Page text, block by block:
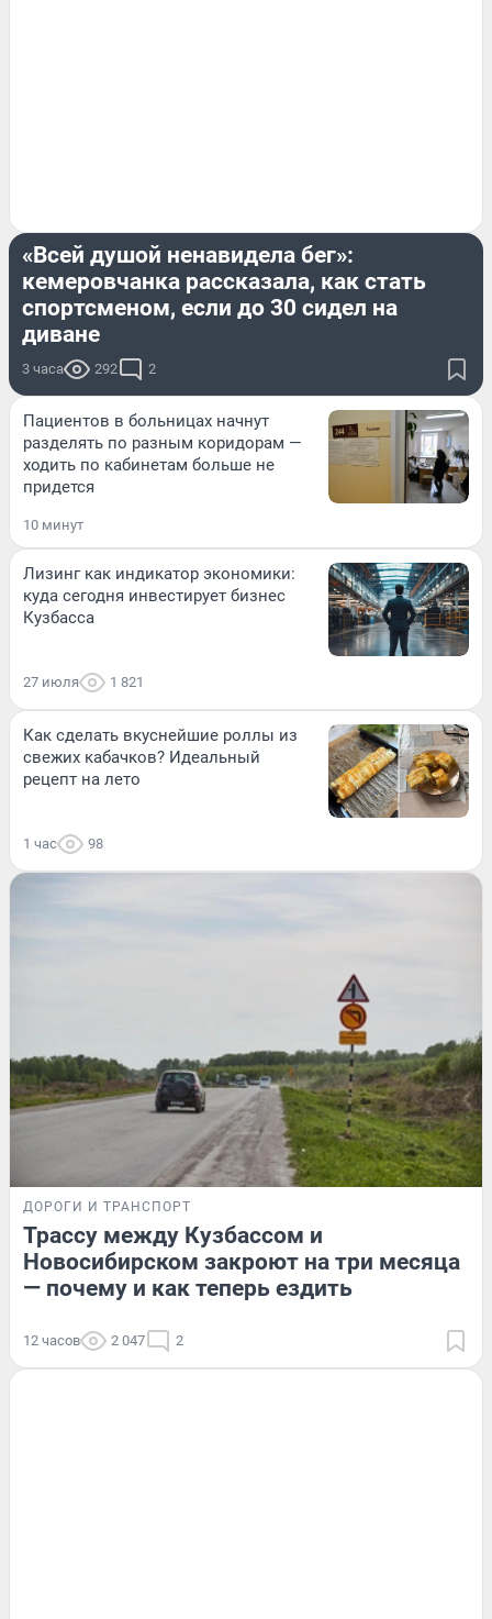
«Всей душой ненавидела бег»:
кемеровчанка рассказала, как стать
спортсменом, если до 30 сидел на
диване
3 часа 292 2
Пациентов в больницах начнут
разделять по разным коридорам —
ходить по кабинетам больше не
придется
10 минут
Лизинг как индикатор экономики:
куда сегодня инвестирует бизнес
Кузбасса
27 июля 1 821
Как сделать вкуснейшие роллы из
свежих кабачков? Идеальный
рецепт на лето
1 час 98
ДОРОГИ И ТРАНСПОРТ
Трассу между Кузбассом и
Новосибирском закроют на три месяца
— почему и как теперь ездить
12 часов 2 047 2